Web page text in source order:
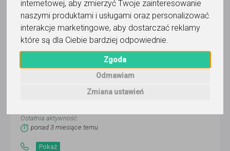
internetowej, aby zmierzyć Twoje zainteresowanie
naszymi produktami i usługami oraz personalizować
interakcje marketingowe, aby dostarczać reklamy
które są dla Ciebie bardziej odpowiednie.
Zgoda
Odmawiam
Zmiana ustawień
Bełchatowskie Centrum Korepetycji
i Kursów Imperium Wiedzy Karolina
Figlus-Zielińska
Ostatnia aktywność:
ponad 3 miesiące temu
Pokaż